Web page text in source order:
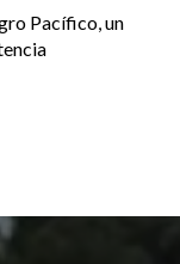
Pacífico, un